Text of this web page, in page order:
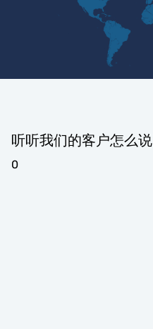
听听我们的客户怎么说
0